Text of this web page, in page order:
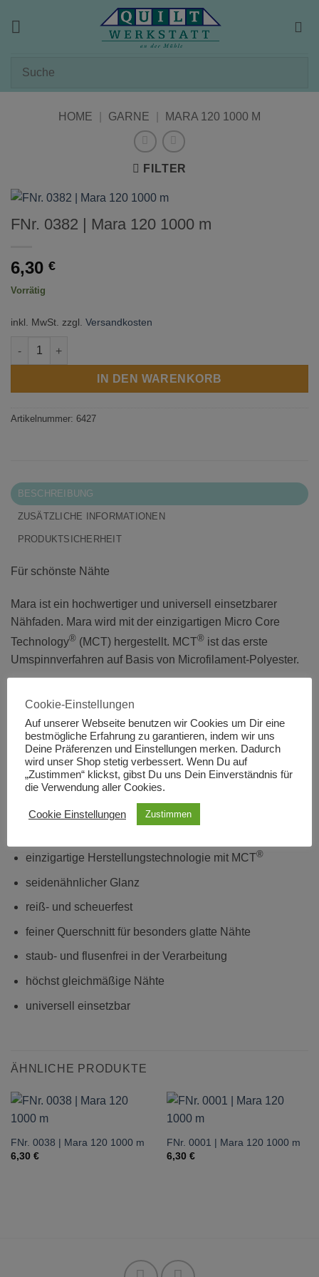
HOME GARNE MARA 120 1000 M
FILTER
FNr. 0382 | Mara 120 1000 m
6,30 €
Vorrätig
inkl. MwSt. zzgl. Versandkosten
FNr. 0382 | Mara 120 1000 m Menge
IN DEN WARENKORB
Artikelnummer: 6427
BESCHREIBUNG
ZUSÄTZLICHE INFORMATIONEN
PRODUKTSICHERHEIT
Für schönste Nähte
Mara ist ein hochwertiger und universell einsetzbarer
Nähfaden. Mara wird mit der einzigartigen Micro Core
Technology® (MCT) hergestellt. MCT® ist das erste
Umspinnverfahren auf Basis von Microfilament-Polyester.
Länge: 1000 m
Fadenstärke: 120
Produktvorteile
einzigartige Herstellungstechnologie mit MCT®
seidenähnlicher Glanz
reiß- und scheuerfest
feiner Querschnitt für besonders glatte Nähte
staub- und flusenfrei in der Verarbeitung
höchst gleichmäßige Nähte
universell einsetzbar
ÄHNLICHE PRODUKTE
FNr. 0038 | Mara 120 1000 m
6,30 €
FNr. 0001 | Mara 120 1000 m
6,30 €
Cookie-Einstellungen
Auf unserer Webseite benutzen wir Cookies um Dir eine
bestmögliche Erfahrung zu garantieren, indem wir uns
Deine Präferenzen und Einstellungen merken. Dadurch
wird unser Shop stetig verbessert. Wenn Du auf
„Zustimmen“ klickst, gibst Du uns Dein Einverständnis für
die Verwendung aller Cookies.
Cookie Einstellungen Zustimmen